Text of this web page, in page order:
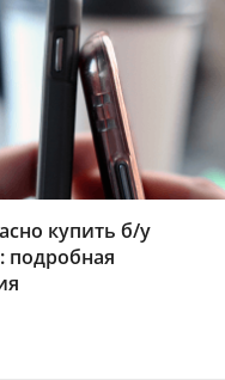
купить б/у
подробная